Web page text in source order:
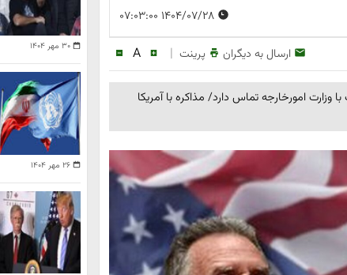
ارسال به دیگران پرینت |
A
امورخارجه تماس دارد/ مذاکره با آمریکا
۳۰ مهر ۱۴۰۴
۲۶ مهر ۱۴۰۴